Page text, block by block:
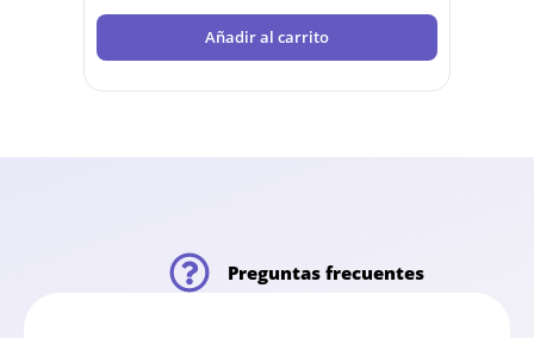
Añadir al carrito
Preguntas frecuentes